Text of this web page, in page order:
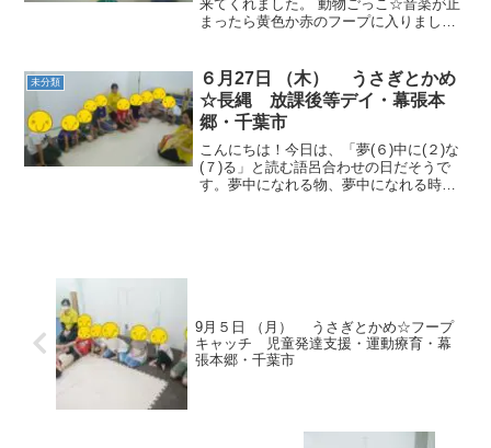
来てくれました。 動物ごっこ☆音楽が止
まったら黄色か赤のフープに入りまし
カラーコーンをバチで２回叩きました。
リズム感とコーンを目で...
未分類
６月27日 （木） うさぎとかめ
☆長縄 放課後等デイ・幕張本
郷・千葉市
こんにちは！今日は、「夢(６)中に(２)な
(７)る」と読む語呂合わせの日だそうで
す。夢中になれる物、夢中になれる時間
9月５日 （月） うさぎとかめ☆フープ
キャッチ 児童発達支援・運動療育・幕
張本郷・千葉市